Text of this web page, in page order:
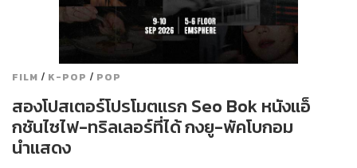
FILM / K-POP / POP
สองโปสเตอร์โปรโมตแรก Seo Bok หนังแอ็
กชันไซไฟ-ทริลเลอร์ที่ได้ กงยู-พัคโบกอม
นำแสดง